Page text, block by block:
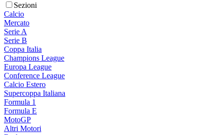
Sezioni
Calcio
Mercato
Serie A
Serie B
Coppa Italia
Champions League
Europa League
Conference League
Calcio Estero
Supercoppa Italiana
Formula 1
Formula E
MotoGP
Altri Motori